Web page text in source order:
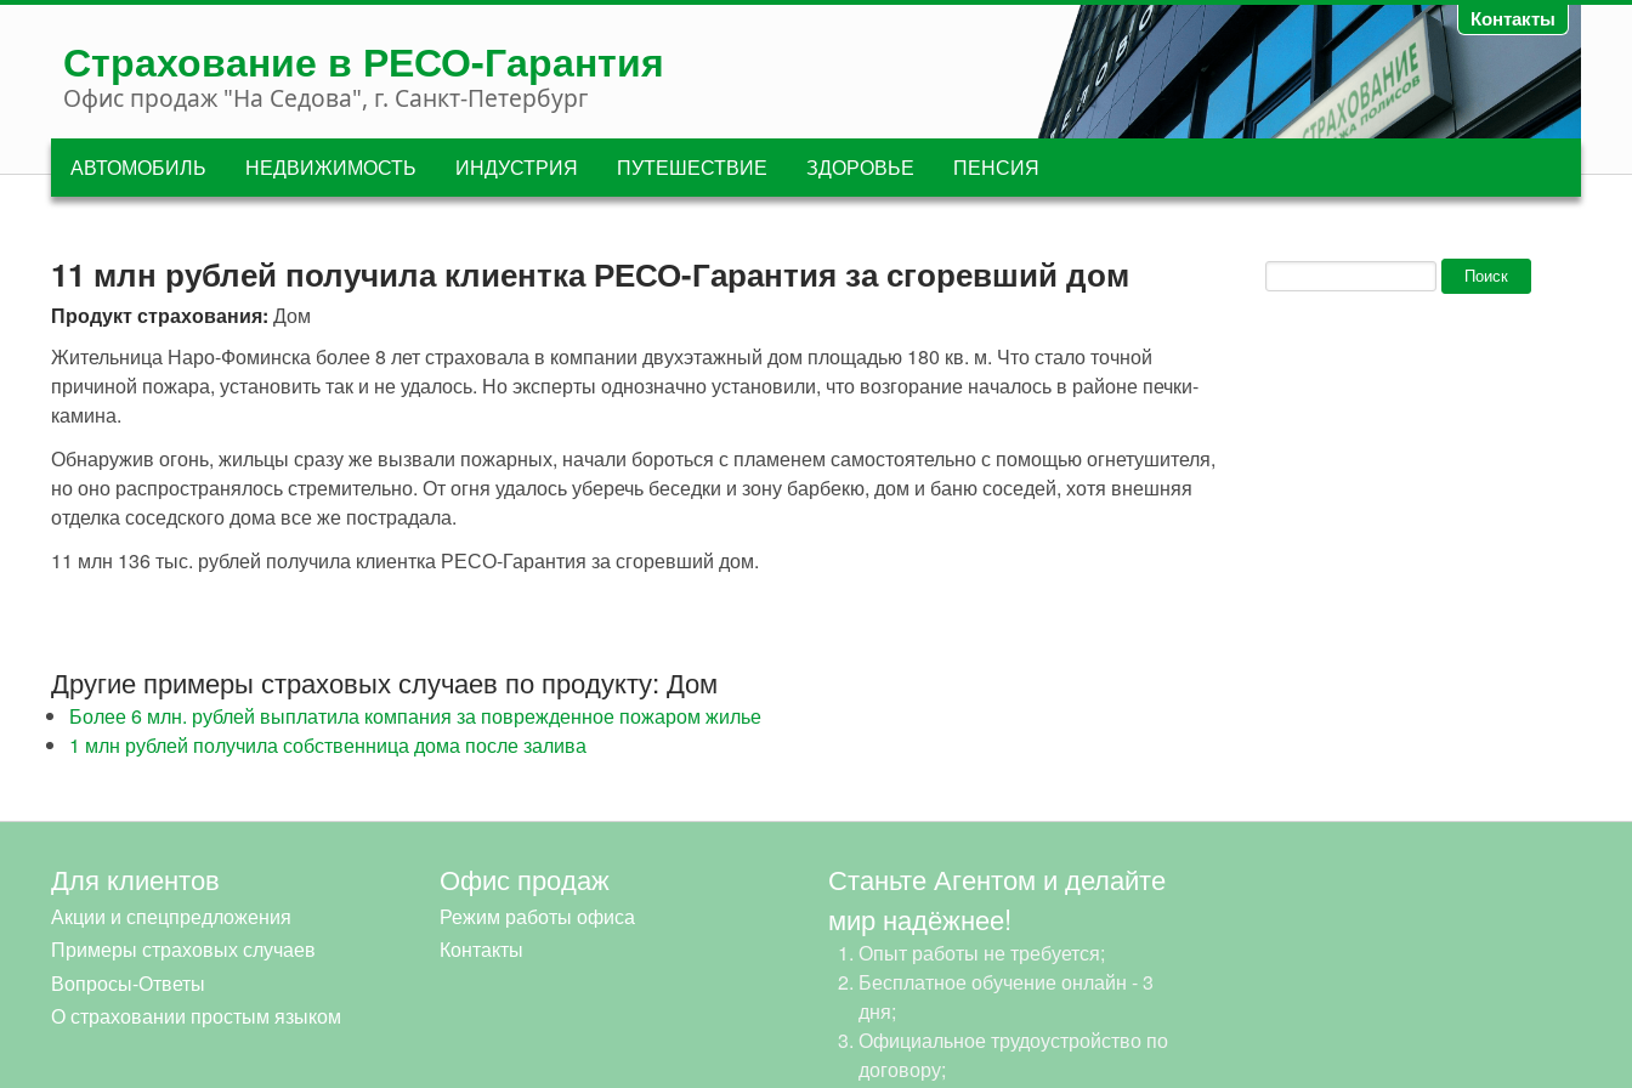
Перейти к основному содержанию Контакты
Страхование в РЕСО-Гарантия
Офис продаж "На Седова", г. Санкт-Петербург
АВТОМОБИЛЬ НЕДВИЖИМОСТЬ ИНДУСТРИЯ ПУТЕШЕСТВИЕ ЗДОРОВЬЕ ПЕНСИЯ
11 млн рублей получила клиентка РЕСО-Гарантия за сгоревший дом
Продукт страхования: Дом
Жительница Наро-Фоминска более 8 лет страховала в компании двухэтажный дом площадью 180 кв. м. Что стало точной
причиной пожара, установить так и не удалось. Но эксперты однозначно установили, что возгорание началось в районе печки-
камина.
Обнаружив огонь, жильцы сразу же вызвали пожарных, начали бороться с пламенем самостоятельно с помощью огнетушителя,
но оно распространялось стремительно. От огня удалось уберечь беседки и зону барбекю, дом и баню соседей, хотя внешняя
отделка соседского дома все же пострадала.
11 млн 136 тыс. рублей получила клиентка РЕСО-Гарантия за сгоревший дом.
Другие примеры страховых случаев по продукту: Дом
Более 6 млн. рублей выплатила компания за поврежденное пожаром жилье
1 млн рублей получила собственница дома после залива
Форма поиска
Поиск
Для клиентов
Акции и спецпредложения
Примеры страховых случаев
Вопросы-Ответы
О страховании простым языком
Офис продаж
Режим работы офиса
Контакты
Станьте Агентом и делайте
мир надёжнее!
Опыт работы не требуется;
Бесплатное обучение онлайн - 3
дня;
Официальное трудоустройство по
договору;